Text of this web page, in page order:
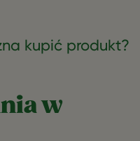
kupić produkt?
w